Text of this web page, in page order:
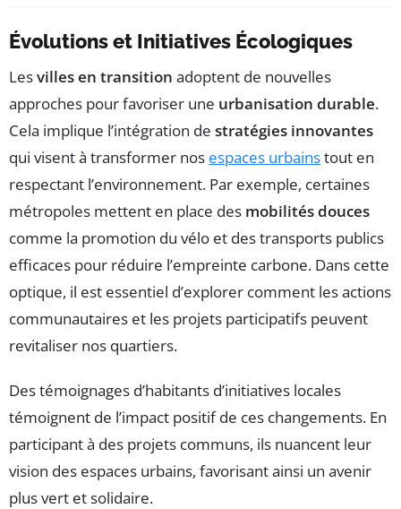
Évolutions et Initiatives Écologiques
Lesvilles en transition adoptent de nouvelles
approches pour favoriser une urbanisation durable.
Cela implique l’intégration de stratégies innovantes
qui visent à transformer nos espaces urbainstout en
respectant l’environnement. Par exemple, certaines
métropoles mettent en place des mobilités douces
comme la promotion du vélo et des transports publics
efficaces pour réduire l’empreinte carbone. Dans cette
optique, il est essentiel d’explorer comment les actions
communautaires et les projets participatifs peuvent
revitaliser nos quartiers.
Des témoignages d’habitants d’initiatives locales
témoignent de l’impact positif de ces changements. En
participant à des projets communs, ils nuancent leur
vision des espaces urbains, favorisant ainsi un avenir
plus vert et solidaire.